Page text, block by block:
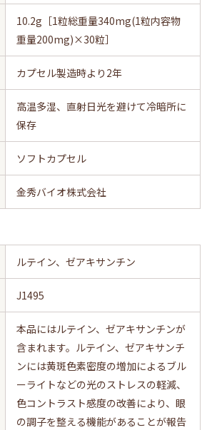
10.2g［1粒総重量340mg(1粒内容物
重量200mg)×30粒］
カプセル製造時より2年
高温多湿、直射日光を避けて冷暗所に
保存
ソフトカプセル
金秀バイオ株式会社
ルテイン、ゼアキサンチン
J1495
本品にはルテイン、ゼアキサンチンが
含まれます。ルテイン、ゼアキサンチ
ンには黄斑色素密度の増加によるブル
ーライトなどの光のストレスの軽減、
色コントラスト感度の改善により、眼
の調子を整える機能があることが報告